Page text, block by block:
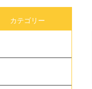
カテゴリー